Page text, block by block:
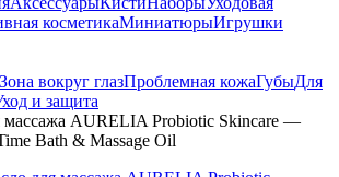
косметикаМиниатюрыИгрушки
Зона вокруг глазПроблемная кожаГубыДля
и защита
массажа AURELIA Probiotic Skincare —
Bath & Massage Oil